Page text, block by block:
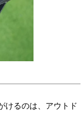
けるのは、アウトド